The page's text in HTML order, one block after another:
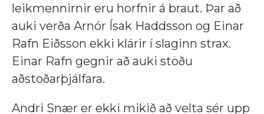
leikmennirnir eru horfnir á braut. Þar að
auki verða Arnór Ísak Haddsson og Einar
Rafn Eiðsson ekki klárir í slaginn strax.
Einar Rafn gegnir að auki stöðu
aðstoðarþjálfara.
Andri Snær er ekki mikið að velta sér upp